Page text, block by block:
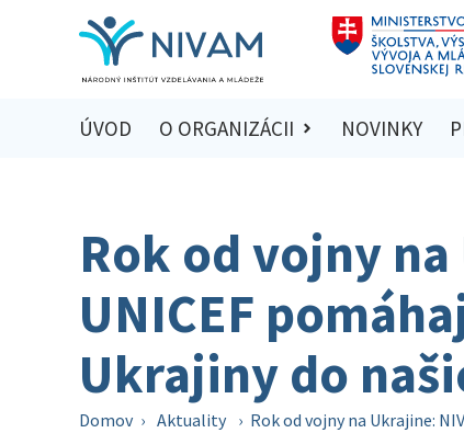
ÚVOD O ORGANIZÁCII NOVINKY
Rok od vojny
UNICEF
Ukrajiny do
Domov › Aktuality › Rok od vojny na Ukrajine: